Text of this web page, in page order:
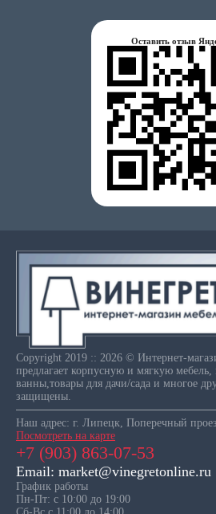
Оставить отзыв
Copyright 2019 :: 2026 © Интернет-
предлагает корпусную и мягкую мебель,
ванны,товары для дачи/сада и многое
защищены.
Наш адрес: г. Липецк, Поперечный
Посмотреть на карте
+7 (903) 863-07-53
Email: market@vinegretonline.ru
График работы
Пн-Пт: с 10:00 до 19:00